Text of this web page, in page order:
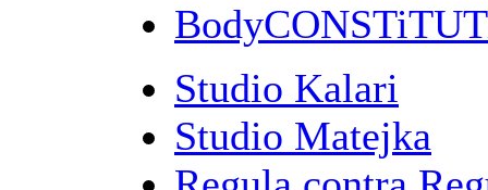
Studio Kalari
Studio Matejka